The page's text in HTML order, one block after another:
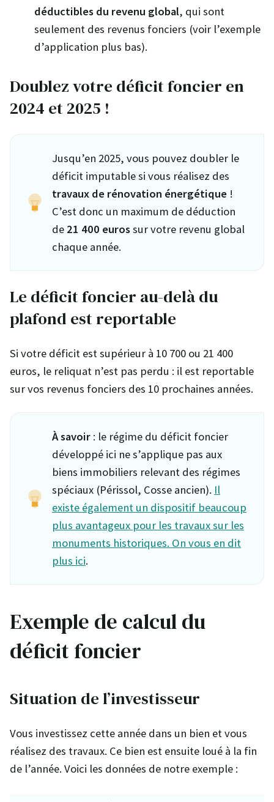
déductibles du revenu global, qui sont
seulement des revenus fonciers (voir l’exemple
d’application plus bas).
Doublez votre déficit foncier en
2024 et 2025 !
Jusqu’en 2025, vous pouvez doubler le
déficit imputable si vous réalisez des
travaux de rénovation énergétique !
C’est donc un maximum de déduction
de 21 400 eurossur votre revenu global
chaque année.
Le déficit foncier au-delà du
plafond est reportable
Si votre déficit est supérieur à 10 700 ou 21 400
euros, le reliquat n’est pas perdu : il est reportable
sur vos revenus fonciers des 10 prochaines années.
À savoir : le régime du déficit foncier
développé ici ne s’applique pas aux
biens immobiliers relevant des régimes
spéciaux (Périssol, Cosse ancien). Il
existe également un dispositif beaucoup
plus avantageux pour les travaux sur les
monuments historiques. On vous en dit
plus ici.
Exemple de calcul du
déficit foncier
Situation de l’investisseur
Vous investissez cette année dans un bien et vous
réalisez des travaux. Ce bien est ensuite loué à la fin
de l’année. Voici les données de notre exemple :